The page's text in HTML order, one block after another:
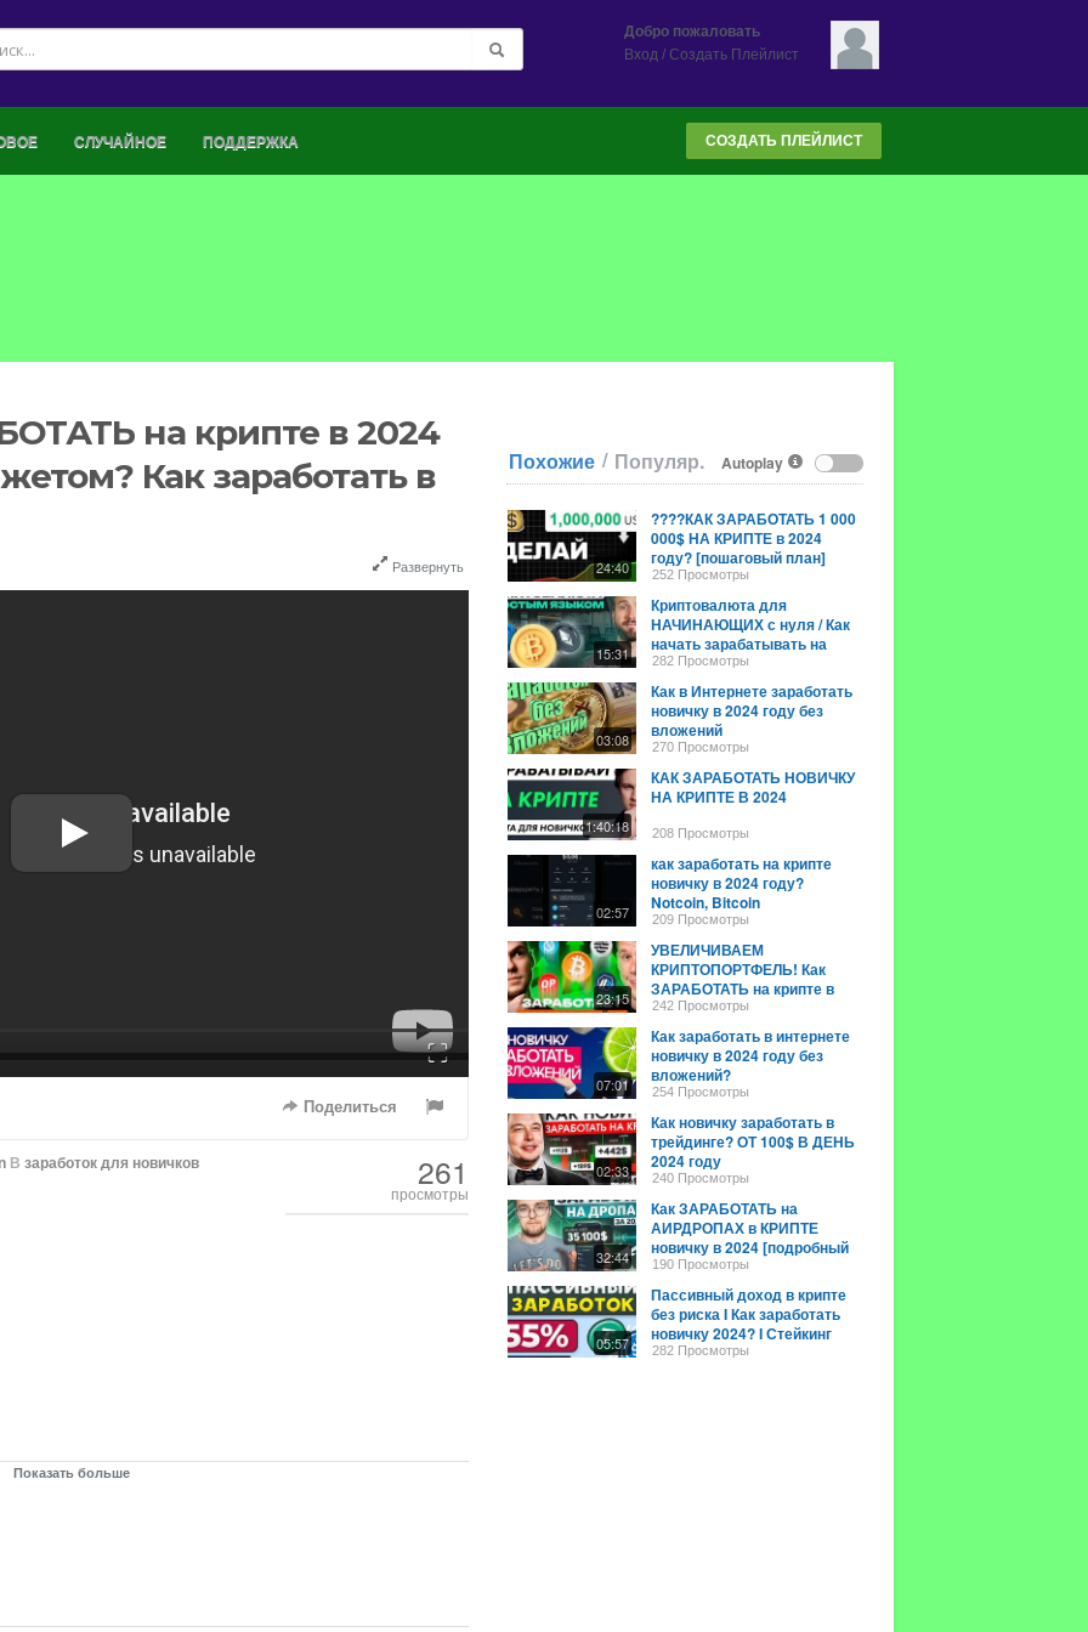
Добро пожаловать
Вход/ Создать Плейлист
СЛУЧАЙНОЕ ПОДДЕРЖКА СОЗДАТЬ ПЛЕЙЛИСТ
на крипте в 2024
Как заработать в
Развернуть
Fullscreen
Поделиться
В заработок для новичков 261
просмотры
Какие проекты будут раздавать эирдропы? Как
с криптой? Сколько можно заработать на эирдропах?
Показать больше
Autoplay
Похожие / Популяр.
24:40
????КАК ЗАРАБОТАТЬ 1 000
000$ НА КРИПТЕ в 2024
году? [пошаговый план]
252 Просмотры
15:31
Криптовалюта для
НАЧИНАЮЩИХ с нуля / Как
начать зарабатывать на
КРИПТЕ новичку в 2024
году?
282 Просмотры
03:08
Как в Интернете заработать
новичку в 2024 году без
вложений
270 Просмотры
1:40:18
КАК ЗАРАБОТАТЬ НОВИЧКУ
НА КРИПТЕ В 2024
208 Просмотры
02:57
как заработать на крипте
новичку в 2024 году?
Notcoin, Bitcoin
209 Просмотры
23:15
УВЕЛИЧИВАЕМ
КРИПТОПОРТФЕЛЬ! Как
ЗАРАБОТАТЬ на крипте в
2024 году? Криптовалюта
для начинающих
242 Просмотры
07:01
Как заработать в интернете
новичку в 2024 году без
вложений?
254 Просмотры
02:33
Как новичку заработать в
трейдинге? ОТ 100$ В ДЕНЬ
2024 году
240 Просмотры
32:44
Как ЗАРАБОТАТЬ на
АИРДРОПАХ в КРИПТЕ
новичку в 2024 [подробный
гайд]!
190 Просмотры
05:57
Пассивный доход в крипте
без риска I Как заработать
новичку 2024? I Стейкинг
криптовалют инструкция
282 Просмотры